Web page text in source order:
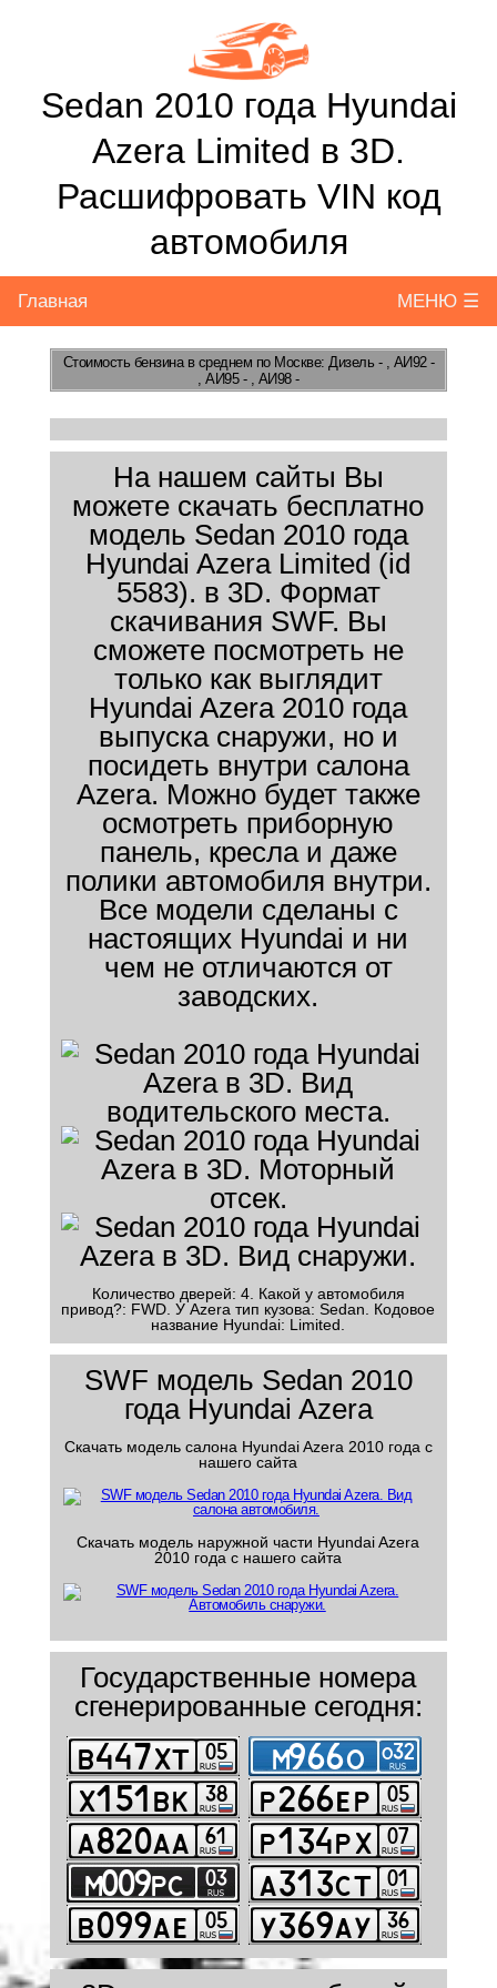
Sedan 2010 года Hyundai
Azera Limited в 3D.
Расшифровать VIN код
автомобиля
Главная МЕНЮ ☰
Стоимость бензинав среднем по Москве: Дизель - , АИ92 -
, АИ95 - , АИ98 -
На нашем сайты Вы
можете скачать бесплатно
модель Sedan 2010 года
Hyundai Azera Limited (id
5583). в 3D. Формат
скачивания SWF. Вы
сможете посмотреть не
только как выглядит
Hyundai Azera 2010 года
выпуска снаружи, но и
посидеть внутри салона
Azera. Можно будет также
осмотреть приборную
панель, кресла и даже
полики автомобиля внутри.
Все модели сделаны с
настоящих Hyundai и ни
чем не отличаются от
заводских.
Количество дверей: 4. Какой у автомобиля
привод?: FWD. У Azera тип кузова: Sedan. Кодовое
название Hyundai: Limited.
SWF модель Sedan 2010
года Hyundai Azera
Скачать модель салона Hyundai Azera 2010 года с
нашего сайта
Скачать модель наружной части Hyundai Azera
2010 года с нашего сайта
Государственные номера
сгенерированные сегодня: